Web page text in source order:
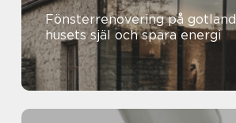
Fönsterrenovering på gotland bevara
husets själ och spara energi